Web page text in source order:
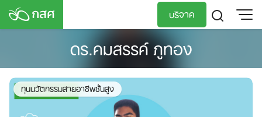
Skip
บริจาค
ดร.คมสรรค์ ภูทอง
ทุนนวัตกรรมสายอาชีพชั้นสูง